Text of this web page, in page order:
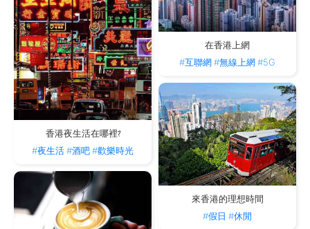
在香港上網
#互聯網#無線上網#5G
香港夜生活在哪裡?
#夜生活#酒吧#歡樂時光
來香港的理想時間
#假日 #休閒